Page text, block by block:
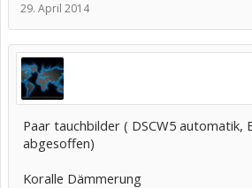
29. April 2014
Paar tauchbilder ( DSCW5 automatik,
abgesoffen)
Koralle Dämmerung